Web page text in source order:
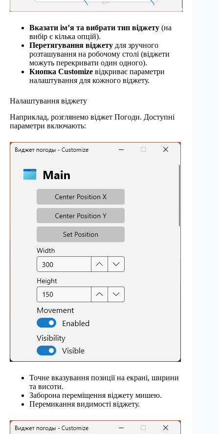
Вказати ім’я та вибрати тип віджету (на
вибір є кілька опцій).
Перетягування віджету для зручного
розташування на робочому столі (віджети
можуть перекривати один одного).
Кнопка Customize відкриває параметри
налаштування для кожного віджету.
Налаштування віджету
Наприклад, розглянемо віджет Погоди. Доступні
параметри включають:
Точне вказування позиції на екрані, ширини
та висоти.
Заборона переміщення віджету мишею.
Перемикання видимості віджету.